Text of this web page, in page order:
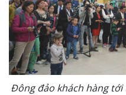
Đông đảo khách hàng